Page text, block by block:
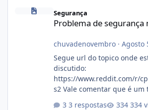
Problema de segurança no csf
Segurança
Problema de segurança
chuvadenovembro· Agosto
Segue url do topico onde
discutido:
https://www.reddit.com/r/
s2 Vale comentar que é um
3 respostas 334